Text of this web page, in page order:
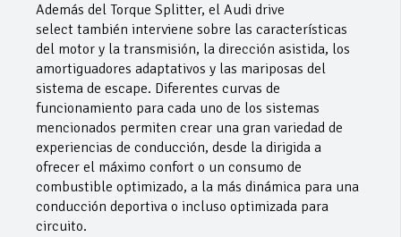
Además del Torque Splitter, el Audi drive
select también interviene sobre las características
del motor y la transmisión, la dirección asistida, los
amortiguadores adaptativos y las mariposas del
sistema de escape. Diferentes curvas de
funcionamiento para cada uno de los sistemas
mencionados permiten crear una gran variedad de
experiencias de conducción, desde la dirigida a
ofrecer el máximo confort o un consumo de
combustible optimizado, a la más dinámica para una
conducción deportiva o incluso optimizada para
circuito.